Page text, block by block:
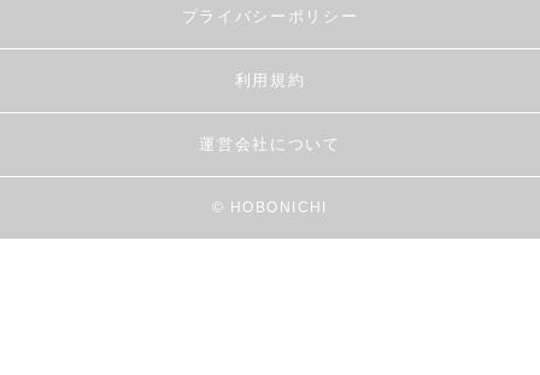
プライバシーポリシー
利用規約
運営会社について
© HOBONICHI